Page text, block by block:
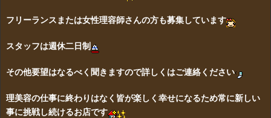
フリーランスまたは女性理容師さんの方も募集しています
スタッフは週休二日制
その他要望はなるべく聞きますので詳しくはご連絡ください
理美容の仕事に終わりはなく皆が楽しく幸せになるため常に新しい
事に挑戦し続けるお店です